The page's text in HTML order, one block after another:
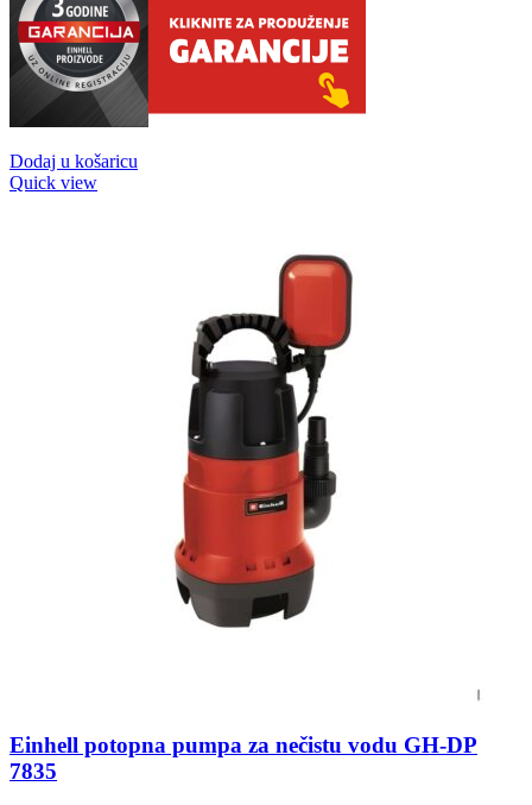
Dodaj u košaricu
Quick view
Einhell potopna pumpa za nečistu vodu GH-DP
7835